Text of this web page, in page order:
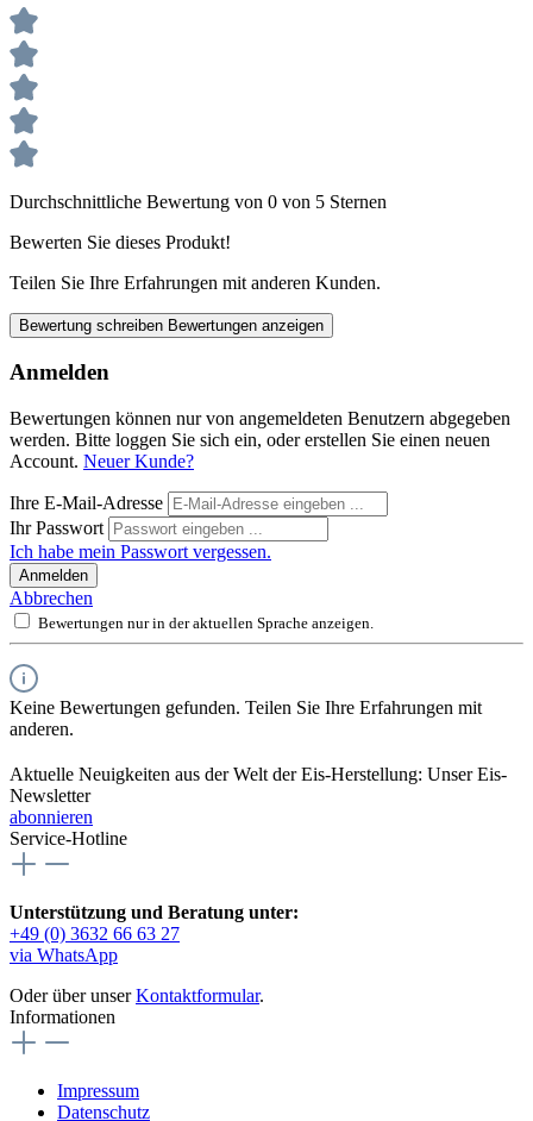
Durchschnittliche Bewertung von 0 von 5 Sternen
Bewerten Sie dieses Produkt!
Teilen Sie Ihre Erfahrungen mit anderen Kunden.
Bewertung schreiben Bewertungen anzeigen
Anmelden
Bewertungen können nur von angemeldeten Benutzern abgegeben
werden. Bitte loggen Sie sich ein, oder erstellen Sie einen neuen
Account. Neuer Kunde?
Ihre E-Mail-Adresse
Ihr Passwort
Ich habe mein Passwort vergessen.
Anmelden
Abbrechen
Bewertungen nur in der aktuellen Sprache anzeigen.
Keine Bewertungen gefunden. Teilen Sie Ihre Erfahrungen mit
anderen.
Aktuelle Neuigkeiten aus der Welt der Eis-Herstellung: Unser Eis-
Newsletter
abonnieren
Service-Hotline
Unterstützung und Beratung unter:
+49 (0) 3632 66 63 27
via WhatsApp
Oder über unserKontaktformular.
Informationen
Impressum
Datenschutz